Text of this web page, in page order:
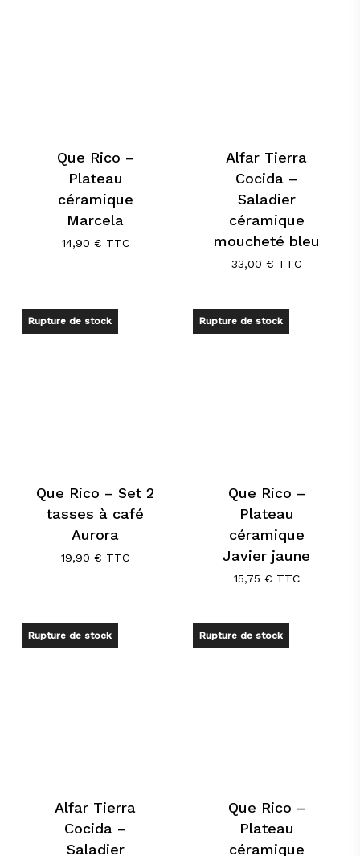
Que Rico –
Plateau
céramique
Marcela
14,90 € TTC
Alfar Tierra
Cocida –
Saladier
céramique
moucheté bleu
33,00€ TTC
Rupture de stock
Que Rico – Set 2
tasses à café
Aurora
19,90€ TTC
Rupture de stock
Que Rico –
Plateau
céramique
Javier jaune
15,75 € TTC
Rupture de stock
Alfar Tierra
Cocida –
Saladier
Rupture de stock
Que Rico –
Plateau
céramique